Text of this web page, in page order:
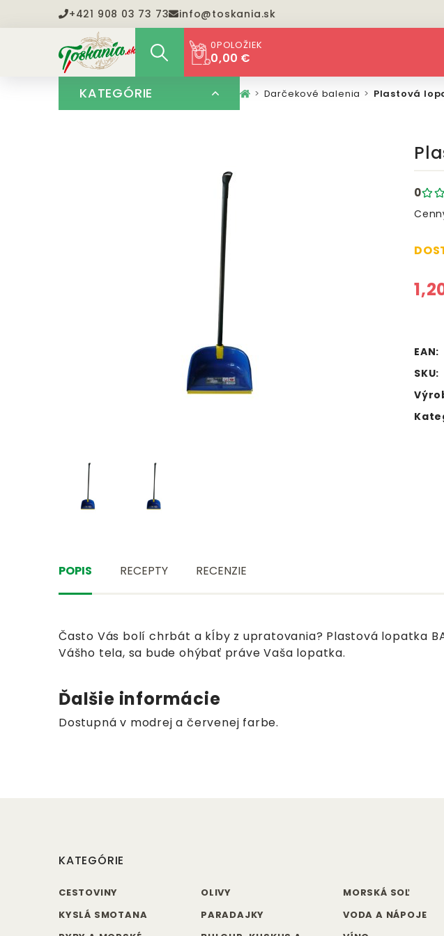
+421 908 03 73 73 info@toskania.sk
0POLOŽIEK
0,00 €
KATEGÓRIE Darčekové balenia Plastová
0
EAN:
SKU:
POPIS RECEPTY RECENZIE
Často Vás bolí chrbát a kĺby z upratovania? Plastová lopatka
Vášho tela, sa bude ohýbať práve Vaša lopatka.
Ďalšie informácie
Dostupná v modrej a červenej farbe.
KATEGÓRIE
CESTOVINY
KYSLÁ SMOTANA
OLIVY
PARADAJKY
MORSKÁ SOĽ
VODA A NÁPOJE